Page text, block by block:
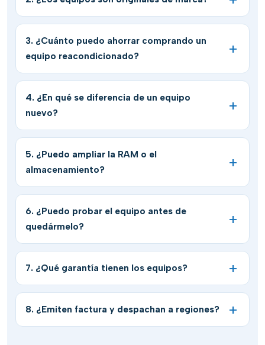
3. ¿Cuánto puedo ahorrar comprando un
equipo reacondicionado?
4. ¿En qué se diferencia de un equipo
nuevo?
5. ¿Puedo ampliar la RAM o el
almacenamiento?
6. ¿Puedo probar el equipo antes de
quedármelo?
7. ¿Qué garantía tienen los equipos?
8. ¿Emiten factura y despachan a regiones?